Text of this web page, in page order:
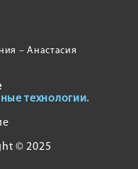
– Анастасия
технологии.
© 2025